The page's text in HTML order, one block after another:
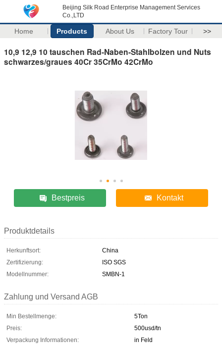
Beijing Silk Road Enterprise Management Services
Co.,LTD
Home Products About Us Factory Tour >>
10,9 12,9 10 tauschen Rad-Naben-Stahlbolzen und Nuts
schwarzes/graues 40Cr 35CrMo 42CrMo
Bestpreis Kontakt
Produktdetails
Herkunftsort:
China
Zertifizierung:
ISO SGS
Modellnummer:
SMBN-1
Zahlung und Versand AGB
Min Bestellmenge:
5Ton
Preis:
500usd/tn
Verpackung Informationen:
in Feld